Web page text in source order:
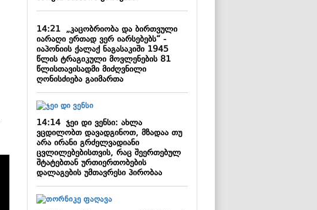
14:21„კაცობრიობა და ბირთვული
იარაღი ერთად ვერ იარსებებს“ -
იაპონიის ქალაქ ნაგასაკიში 1945
წლის ტრაგიკული მოვლენების 81
წლისთავისადმი მიძღვნილი
ღონისძიება გაიმართა
14:14ჯეი დი ვენსი: ახლა
ვცდილობთ დავადგინოთ, მზადაა თუ
არა ირანი გრძელვადიანი
ცვლილებებისთვის, რაც შეერთებულ
შტატებთან ურთიერთობების
დალაგების უმთავრესი პირობაა